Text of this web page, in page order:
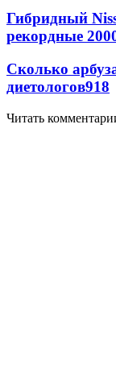
Гибридный
рекордные
Сколько
диетологов918
Читать